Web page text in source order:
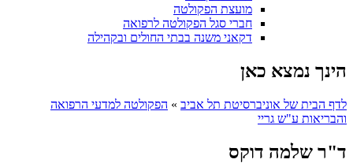
מועצת הפקולטה
חברי סגל הפקולטה לרפואה
דקאני משנה בבתי החולים ובקהילה
הינך נמצא כאן
לדף הבית של אוניברסיטת תל אביב » הפקולטה למדעי הרפואה
והבריאות ע"ש גריי
ד"ר שלמה דוקס